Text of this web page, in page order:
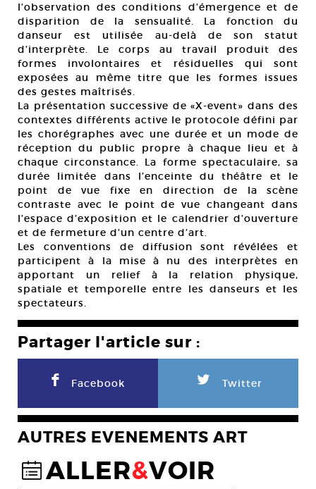
l’observation des conditions d’émergence et de
disparition de la sensualité. La fonction du
danseur est utilisée au-delà de son statut
d’interprète. Le corps au travail produit des
formes involontaires et résiduelles qui sont
exposées au même titre que les formes issues
des gestes maîtrisés.
La présentation successive de «X-event» dans des
contextes différents active le protocole défini par
les chorégraphes avec une durée et un mode de
réception du public propre à chaque lieu et à
chaque circonstance. La forme spectaculaire, sa
durée limitée dans l’enceinte du théâtre et le
point de vue fixe en direction de la scène
contraste avec le point de vue changeant dans
l’espace d’exposition et le calendrier d’ouverture
et de fermeture d’un centre d’art.
Les conventions de diffusion sont révélées et
participent à la mise à nu des interprètes en
apportant un relief à la relation physique,
spatiale et temporelle entre les danseurs et les
spectateurs.
Partager l'article sur :
F Facebook L Twitter
AUTRES EVENEMENTS ART
@ALLER&VOIR